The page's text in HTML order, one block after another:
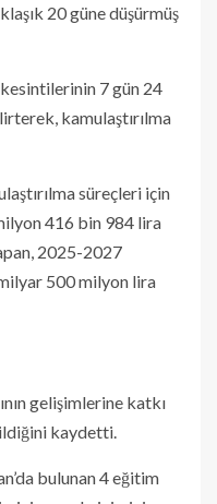
20 güne düşürmüş
7 gün 24
kamulaştırılma
süreçleri için
416 bin 984 lira
2025-2027
500 milyon lira
gelişimlerine katkı
kaydetti.
bulunan 4 eğitim